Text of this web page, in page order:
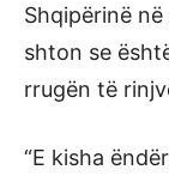
Shqipërinë
shton se
rrugën të
“E kisha